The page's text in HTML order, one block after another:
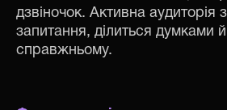
дзвіночок. Активна аудиторія
запитання, ділиться думками
справжньому.